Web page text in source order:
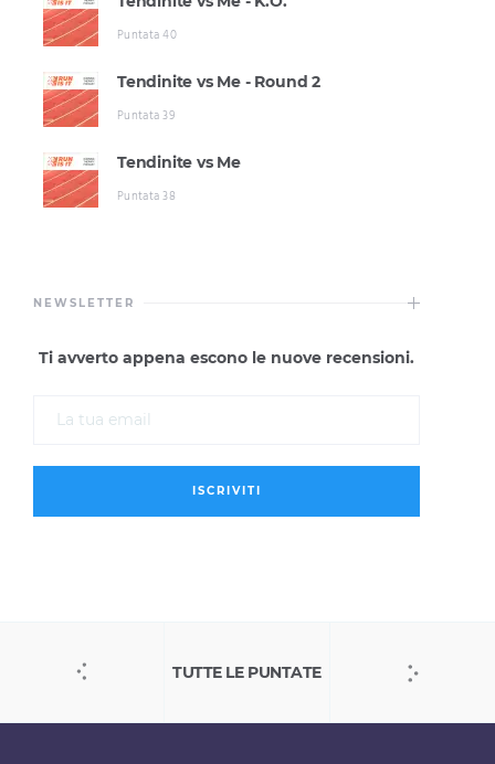
Puntata 40
Tendinite vs Me - Round 2
Puntata 39
Tendinite vs Me
Puntata 38
NEWSLETTER
Ti avverto appena escono le nuove recensioni.
TUTTE LE PUNTATE